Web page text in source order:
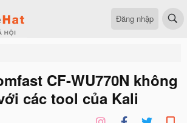
Đăng nhập
CF-WU770N không
các tool của Kali